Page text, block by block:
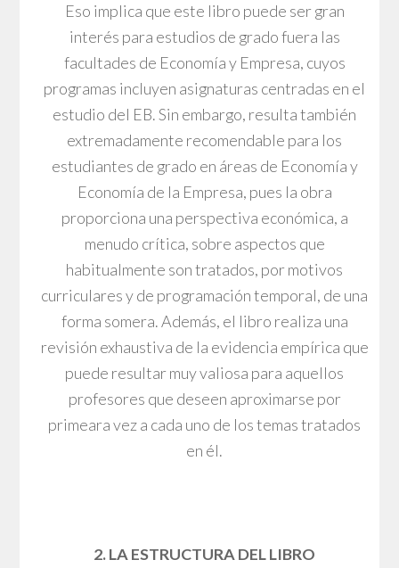
Eso implica que este libro puede ser gran
interés para estudios de grado fuera las
facultades de Economía y Empresa, cuyos
programas incluyen asignaturas centradas en el
estudio del EB. Sin embargo, resulta también
extremadamente recomendable para los
estudiantes de grado en áreas de Economía y
Economía de la Empresa, pues la obra
proporciona una perspectiva económica, a
menudo crítica, sobre aspectos que
habitualmente son tratados, por motivos
curriculares y de programación temporal, de una
forma somera. Además, el libro realiza una
revisión exhaustiva de la evidencia empírica que
puede resultar muy valiosa para aquellos
profesores que deseen aproximarse por
primeara vez a cada uno de los temas tratados
en él.
2. LA ESTRUCTURA DEL LIBRO